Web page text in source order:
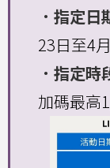
．指定日
23日至4
．指定時
加碼最高